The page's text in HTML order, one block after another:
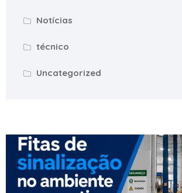
Notícias
técnico
Uncategorized